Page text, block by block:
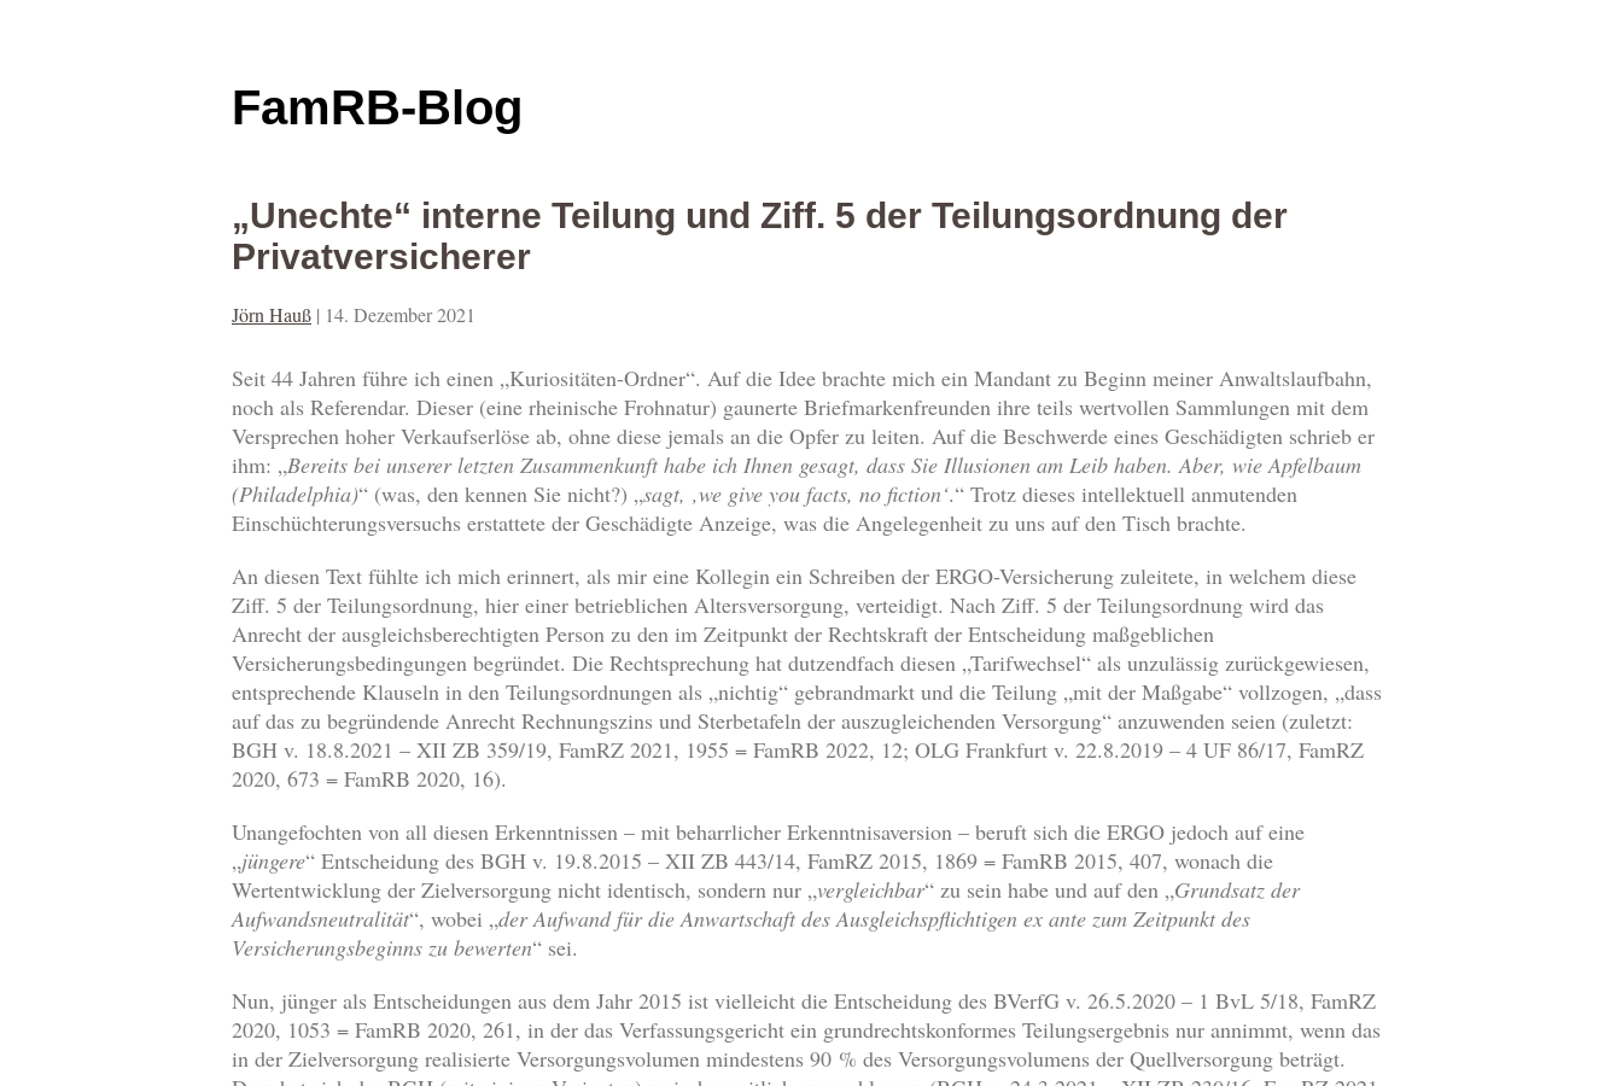
FamRB-Blog
„Unechte“ interne Teilung und Ziff. 5 der Teilungsordnung der
Privatversicherer
Jörn Hauß | 14. Dezember 2021
Seit 44 Jahren führe ich einen „Kuriositäten-Ordner“. Auf die Idee brachte mich ein Mandant zu Beginn meiner Anwaltslaufbahn,
noch als Referendar. Dieser (eine rheinische Frohnatur) gaunerte Briefmarkenfreunden ihre teils wertvollen Sammlungen mit dem
Versprechen hoher Verkaufserlöse ab, ohne diese jemals an die Opfer zu leiten. Auf die Beschwerde eines Geschädigten schrieb er
ihm: „Bereits bei unserer letzten Zusammenkunft habe ich Ihnen gesagt, dass Sie Illusionen am Leib haben. Aber, wie Apfelbaum
(Philadelphia)“ (was, den kennen Sie nicht?) „sagt, ‚we give you facts, no fiction‘.“ Trotz dieses intellektuell anmutenden
Einschüchterungsversuchs erstattete der Geschädigte Anzeige, was die Angelegenheit zu uns auf den Tisch brachte.
An diesen Text fühlte ich mich erinnert, als mir eine Kollegin ein Schreiben der ERGO-Versicherung zuleitete, in welchem diese
Ziff. 5 der Teilungsordnung, hier einer betrieblichen Altersversorgung, verteidigt. Nach Ziff. 5 der Teilungsordnung wird das
Anrecht der ausgleichsberechtigten Person zu den im Zeitpunkt der Rechtskraft der Entscheidung maßgeblichen
Versicherungsbedingungen begründet. Die Rechtsprechung hat dutzendfach diesen „Tarifwechsel“ als unzulässig zurückgewiesen,
entsprechende Klauseln in den Teilungsordnungen als „nichtig“ gebrandmarkt und die Teilung „mit der Maßgabe“ vollzogen, „dass
auf das zu begründende Anrecht Rechnungszins und Sterbetafeln der auszugleichenden Versorgung“ anzuwenden seien (zuletzt:
BGH v. 18.8.2021 – XII ZB 359/19, FamRZ 2021, 1955 = FamRB 2022, 12; OLG Frankfurt v. 22.8.2019 – 4 UF 86/17, FamRZ
2020, 673 = FamRB 2020, 16).
Unangefochten von all diesen Erkenntnissen – mit beharrlicher Erkenntnisaversion – beruft sich die ERGO jedoch auf eine
„jüngere“ Entscheidung des BGH v. 19.8.2015 – XII ZB 443/14, FamRZ 2015, 1869 = FamRB 2015, 407, wonach die
Wertentwicklung der Zielversorgung nicht identisch, sondern nur „vergleichbar“ zu sein habe und auf den „Grundsatz der
Aufwandsneutralität“, wobei „der Aufwand für die Anwartschaft des Ausgleichspflichtigen ex ante zum Zeitpunkt des
Versicherungsbeginns zu bewerten“ sei.
Nun, jünger als Entscheidungen aus dem Jahr 2015 ist vielleicht die Entscheidung des BVerfG v. 26.5.2020 – 1 BvL 5/18, FamRZ
2020, 1053 = FamRB 2020, 261, in der das Verfassungsgericht ein grundrechtskonformes Teilungsergebnis nur annimmt, wenn das
in der Zielversorgung realisierte Versorgungsvolumen mindestens 90 % des Versorgungsvolumens der Quellversorgung beträgt.